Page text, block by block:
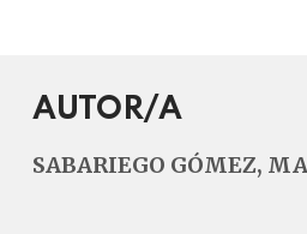
AUTOR/A
SABARIEGO GÓMEZ,